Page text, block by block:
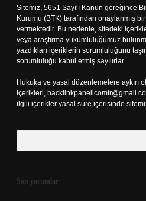
Sitemiz, 5651 Sayılı Kanun gereğince
Kurumu (BTK) tarafından onaylanmış
vermektedir. Bu nedenle, sitedeki
veya araştırma yükümlülüğümüz
yazdıkları içeriklerin sorumluluğunu
sorumluluğu kabul etmiş sayılırlar.
Hukuka ve yasal düzenlemelere aykırı
içerikleri,
ilgili içerikler yasal süre içerisinde
Son yorumlar